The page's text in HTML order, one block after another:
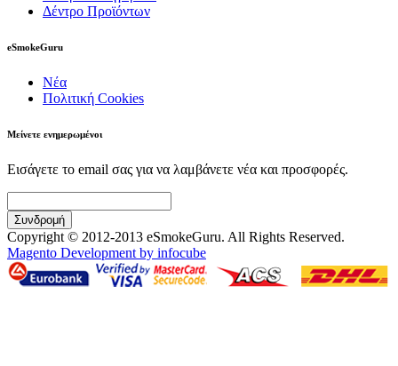
Δέντρο Προϊόντων
eSmokeGuru
Νέα
Πολιτική Cookies
Μείνετε ενημερωμένοι
Εισάγετε το email σας για να λαμβάνετε νέα και προσφορές.
Συνδρομή
Copyright © 2012-2013 eSmokeGuru. All Rights Reserved.
Magento Development by infocube